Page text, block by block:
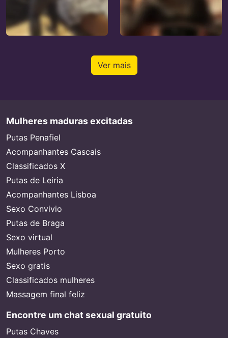
Ver mais
Mulheres maduras excitadas
Putas Penafiel
Acompanhantes Cascais
Classificados X
Putas de Leiria
Acompanhantes Lisboa
Sexo Convivio
Putas de Braga
Sexo virtual
Mulheres Porto
Sexo gratis
Classificados mulheres
Massagem final feliz
Encontre um chat sexual gratuito
Putas Chaves